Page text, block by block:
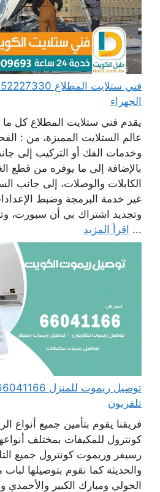
الجهراء
يقدم فني ستلايت المطلاع كل
عالم الستلايت المميزة، من :
وخدمات الفك أو التركيب إلى
بالإضافة إلى ما يوفره من قطع
الكابلات والوصلات، إلى جانب
غير خدمة البرمجة وضبط
وتجديد اشتراك بي أن سبورت،
... اقرأ المزيد
تلفزيون
فريقنا يقوم بتأمين جميع أنواع
كونترول للمكيفات بمختلف
رسيفر وريموت كونترول جميع
والحديثة كما نقوم بتوصيلها
الحولي ومبارك الكبير والأحمدي